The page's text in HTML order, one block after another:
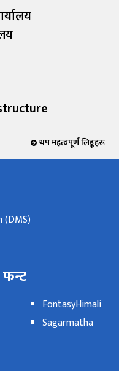
थप महत्वपूर्ण लिङ्कहरू
FontasyHimali
Sagarmatha